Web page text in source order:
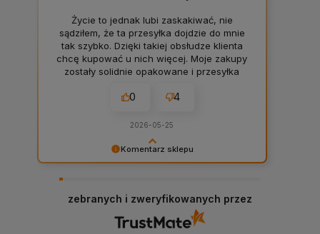
Komentarz sklepu
dziękujemy, Panie Bartłomieju. To naprawdę
wiele dla nas znaczy, że docenia Pan naszą
obsługę i jest Pan zadowolony. ❤️ Zapraszamy
Życie to jednak lubi zaskakiwać, nie
sądziłem, że ta przesyłka dojdzie do mnie
tak szybko. Dzięki takiej obsłudze klienta
chcę kupować u nich więcej. Moje zakupy
zostały solidnie opakowane i przesyłka
0 4
2026-05-25
zebranych i zweryfikowanych przez